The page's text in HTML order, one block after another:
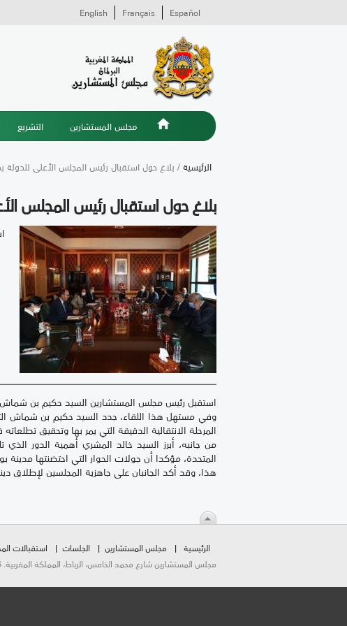
Español
Français
English
مجلس المستشارين التشريع
الرئيسية/ بلاغ حول استقبال رئيس المجلس الأعلى للدولة
بلاغ حول استقبال رئيس المجلس
استقبل رئيس مجلس المستشارين السيد حكيم بن شماش، يومه الخميس 22 أكتوبر 2020، رئيس المجلس الأعلى للدولة بدولة ليبيا
وفي مستهل هذا اللقاء، جدد السيد حكيم بن شماش
المرحلة الانتقالية الدقيقة التي يمر بها وتحقيق
من جانبه، أبرز السيد خالد المشري أهمية الدور
المتحدة، مؤكدا أن جولات الحوار التي احتضنتها مدينة
هذا، وقد أكد الجانبان على جاهزية المجلسين
الرئيسية مجلس المستشارين الجلسات استقبالات
مجلس المستشارين شارع محمد الخامس، الرباط، المملكة المغربية. Copyright © 2026